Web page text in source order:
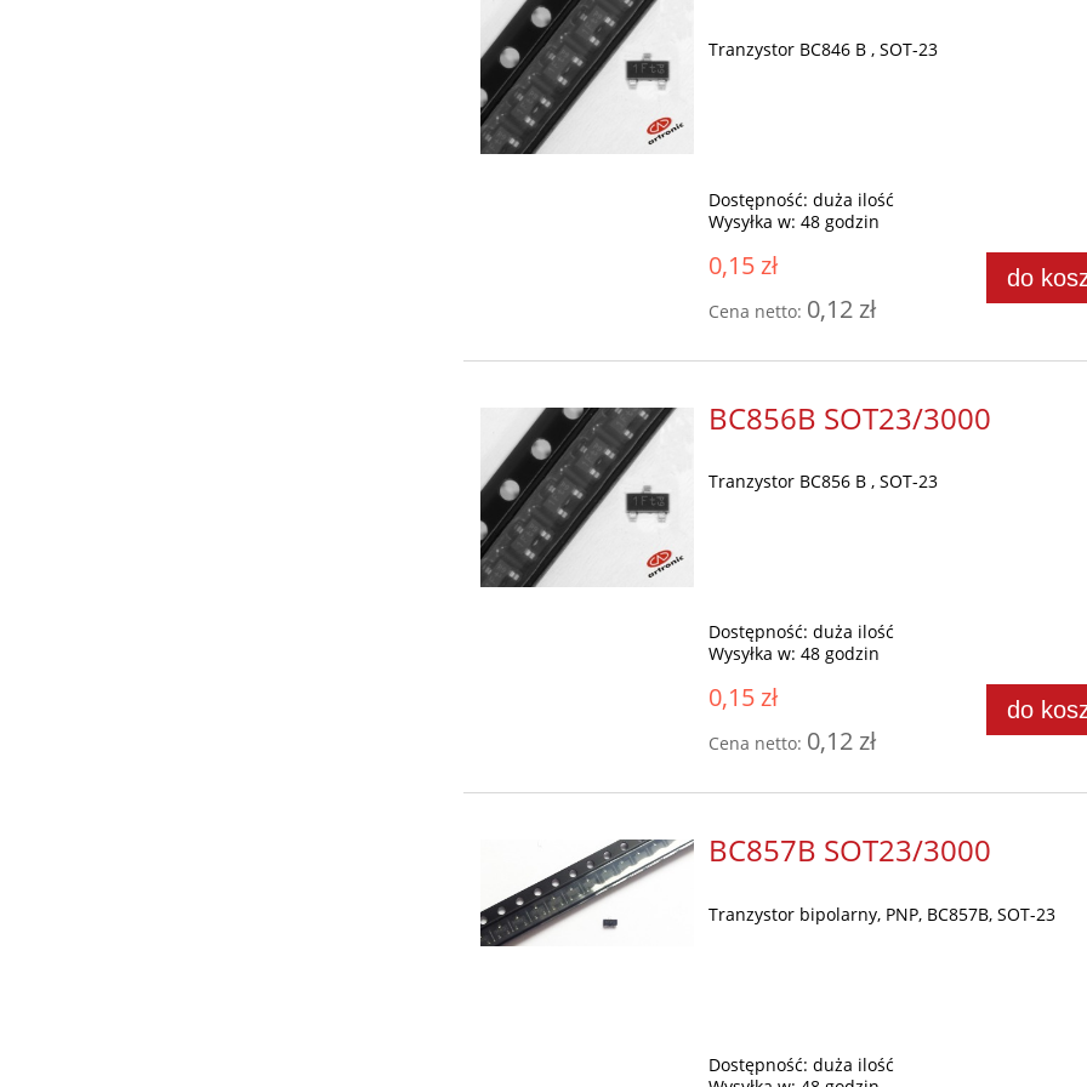
Tranzystor BC846 B , SOT-23
Dostępność: duża ilość
Wysyłka w: 48 godzin
0,15 zł
Cena netto: 0,12 zł
do
BC856B SOT23/3000
Tranzystor BC856 B , SOT-23
Dostępność: duża ilość
Wysyłka w: 48 godzin
0,15 zł
Cena netto: 0,12 zł
do
BC857B SOT23/3000
Tranzystor bipolarny, PNP, BC857B, SOT-23
Dostępność: duża ilość